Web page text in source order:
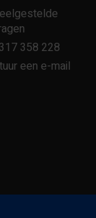
358 228
een e-mail